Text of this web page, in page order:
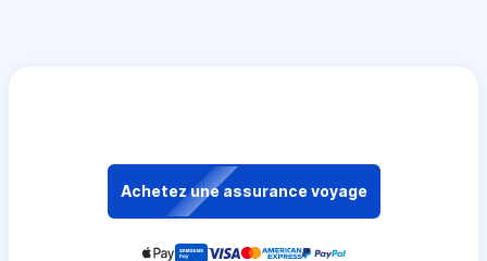
Achetez une assurance voyage